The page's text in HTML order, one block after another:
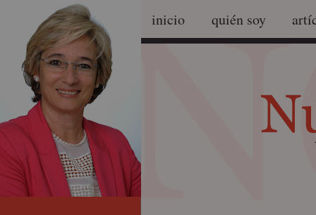
inicio quién soy